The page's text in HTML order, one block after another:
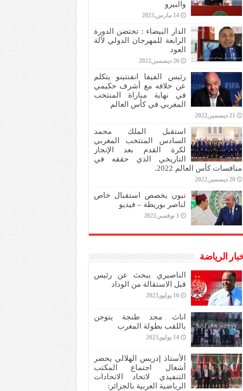
والبيرو
14 مارس,2023
الدار البيضاء : تحتضن الدورة
الرابعة للمهرجان الدولي لآلة
العود
26 ديسمبر,2022
رئيس الفيفا انفنتينو يتكلم
عن خلافه مع أشرف حكيمي
في نهاية مباراة المنتخب
المغربي في كأس العالم
21 ديسمبر,2022
استقبل الملك محمد
السادس المنتخب المغربي
لكرة القدم بعد الإنجاز
التاريخي الذي حققه في
منافسات كأس العالم 2022.
20 ديسمبر,2022
تبون يخصص استقبال خاص
لناصر بوريطة – فيديو
1 نوفمبر,2022
الرياضة
الناصيري يبحث عن رئيس
قبل الاستقالة من الوداد
16 يوليو,2023
اناث مجد طنجة يتوجن
باللقب بطولة المغرب
14 يوليو,2023
الأستاذ إدريس الهلالي يحضر
أشغال اجتماع المكتب
التنفيذي لاتحاد الاتحادات
الرياضية العربية بالجزائر: